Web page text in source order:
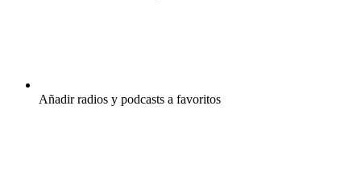
Añadir radios y podcasts a favoritos